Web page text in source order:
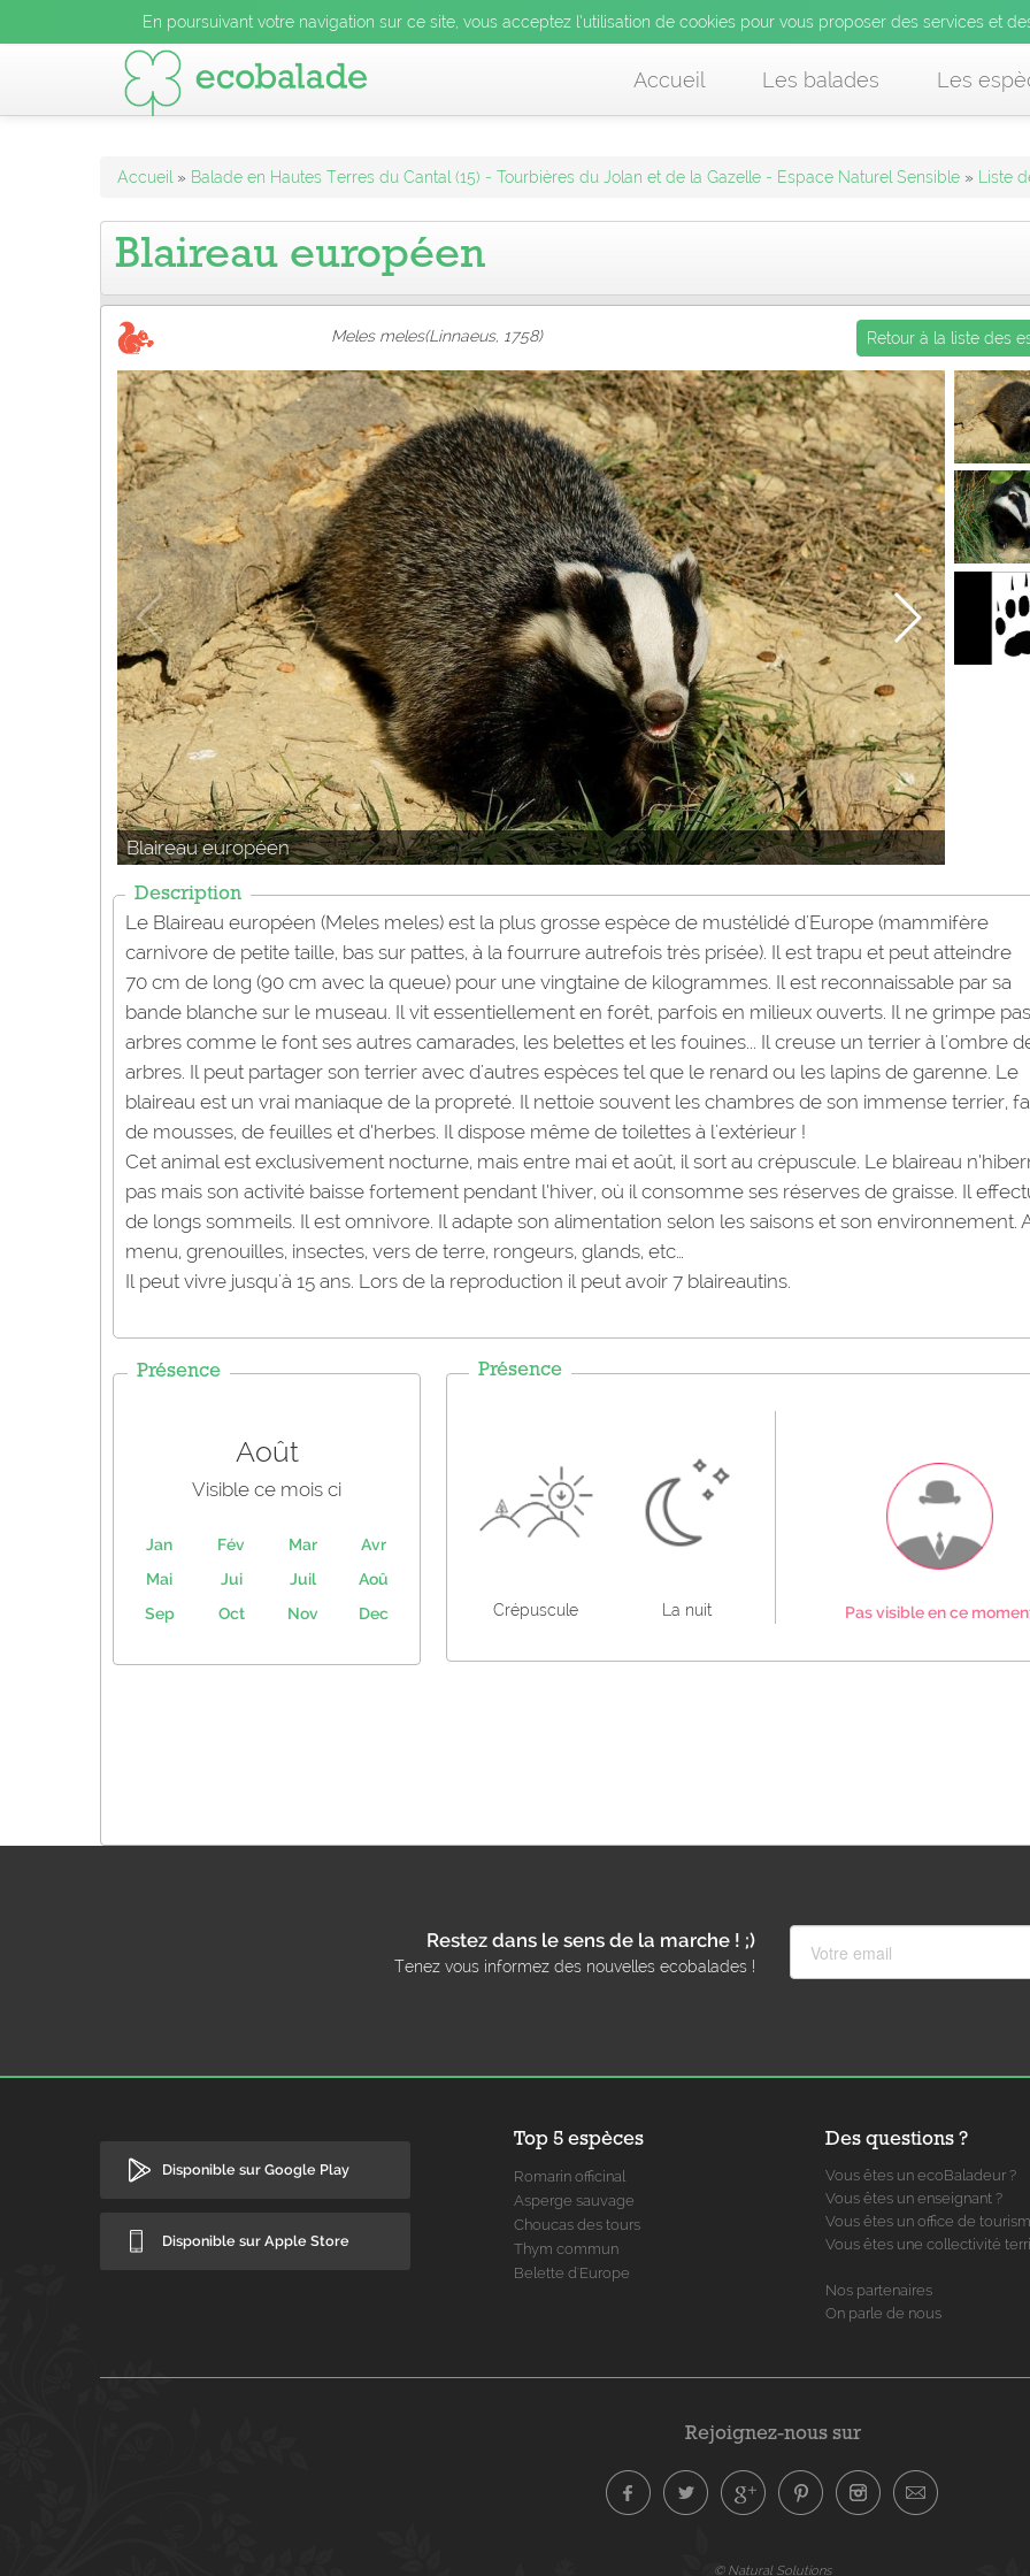
En poursuivant votre navigation sur ce site, vous acceptez l’utilisation de cookies pour vous proposer des services
Accueil Les balades Les
En poursuivant votre navigation sur ce site, vous acceptez l’utilisation de cookies pour vous proposer des services et
En poursuivant votre navigation sur ce site, vous acceptez l’utilisation de cookies pour vous proposer des services et
Accueil » Balade en Hautes Terres du Cantal (15) - Tourbières du Jolan et de la Gazelle - Espace Naturel Sensible » Liste
Blaireau européen
Meles meles(Linnaeus, 1758) Retour à la liste des
Blaireau européen
Description
Le Blaireau européen (Meles meles) est la plus grosse espèce de mustélidé d'Europe (mammifère
carnivore de petite taille, bas sur pattes, à la fourrure autrefois très prisée). Il est trapu et peut atteindre
70 cm de long (90 cm avec la queue) pour une vingtaine de kilogrammes. Il est reconnaissable par sa
bande blanche sur le museau. Il vit essentiellement en forêt, parfois en milieux ouverts. Il ne grimpe
arbres comme le font ses autres camarades, les belettes et les fouines... Il creuse un terrier à l'ombre
arbres. Il peut partager son terrier avec d'autres espèces tel que le renard ou les lapins de garenne. Le
blaireau est un vrai maniaque de la propreté. Il nettoie souvent les chambres de son immense terrier,
de mousses, de feuilles et d’herbes. Il dispose même de toilettes à l'extérieur !
Cet animal est exclusivement nocturne, mais entre mai et août, il sort au crépuscule. Le blaireau
pas mais son activité baisse fortement pendant l’hiver, où il consomme ses réserves de graisse. Il
de longs sommeils. Il est omnivore. Il adapte son alimentation selon les saisons et son environnement.
menu, grenouilles, insectes, vers de terre, rongeurs, glands, etc…
Il peut vivre jusqu'à 15 ans. Lors de la reproduction il peut avoir 7 blaireautins.
Présence
Août
Visible ce mois ci
Jan Fév Mar
Avr
Mai
Jui Juil
Aoû
Sep
Oct Nov Dec
Présence
Crépuscule La nuit Pas visible en ce
Restez dans le sens de la marche ! ;)
Tenez vous informez des nouvelles ecobalades !
Disponible sur Google Play
Disponible sur Apple Store
Top 5 espèces
Romarin officinal
Asperge sauvage
Choucas des tours
Thym commun
Belette d'Europe
Des questions ?
Vous êtes un ecoBaladeur ?
Vous êtes un enseignant ?
Vous êtes un office de
Vous êtes une collectivité
Nos partenaires
On parle de nous
Rejoignez-nous sur
© Natural Solutions